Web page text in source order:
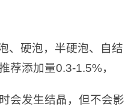
、硬泡，半硬泡、自结
荐添加量0.3-1.5%，
会发生结晶，但不会影